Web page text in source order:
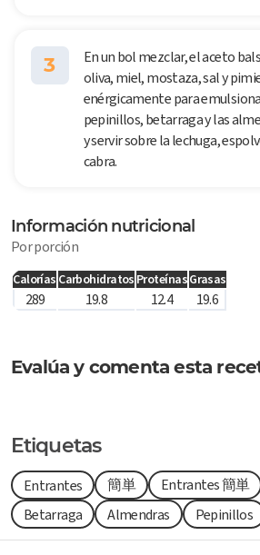
3
En un bol mezclar, el aceto
oliva, miel, mostaza, sal y
enérgicamente para
pepinillos, betarraga y las
y servir sobre la lechuga,
cabra.
Información nutricional
Por porción
Calorías Carbohidratos ProteínasGrasas
289 19.8 12.4 19.6
Evalúa y comenta esta
Etiquetas
Entrantes 簡単 Entrantes 簡単
Betarraga
Almendras Pepinillos